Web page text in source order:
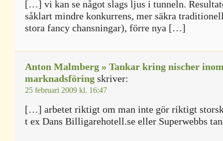
[…] vi kan se något slags ljus i tunneln.
såklart mindre konkurrens, mer säkra
stora fancy chansningar), förre nya […]
Anton Malmberg » Tankar kring nischer
marknadsföring skriver:
25 februari 2009 kl. 16:47
[…] arbetet riktigt om man inte gör riktigt
t ex Dans Billigarehotell.se eller Superwebbs